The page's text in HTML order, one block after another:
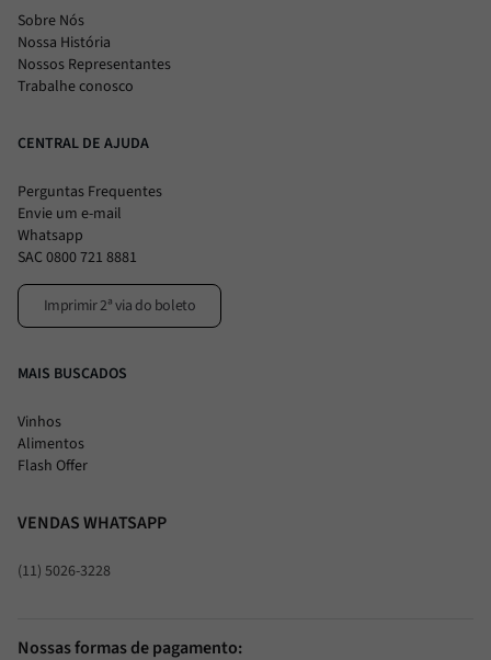
Sobre Nós
Nossa História
Nossos Representantes
Trabalhe conosco
CENTRAL DE AJUDA
Perguntas Frequentes
Envie um e-mail
Whatsapp
SAC 0800 721 8881
Imprimir 2ª via do boleto
MAIS BUSCADOS
Vinhos
Alimentos
Flash Offer
VENDAS WHATSAPP
(11) 5026-3228
Nossas formas de pagamento: